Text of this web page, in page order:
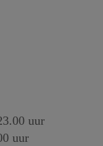
uur
uur